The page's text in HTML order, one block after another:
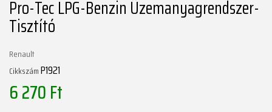
Pro-Tec LPG-Benzin Üzemanyagrendszer-
Tisztító
Renault
CikkszámP1921
6 270 Ft